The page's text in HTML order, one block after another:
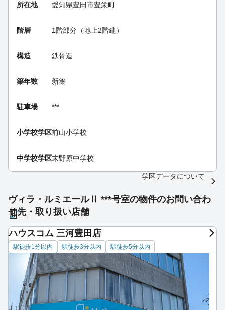
所在地 愛知県豊田市豊栄町
階層 1階部分（地上2階建）
構造 鉄骨造
築年数 新築
駐車場 ***
小学校学区前山小学校
中学校学区末野原中学校
学区データについて
ヴィラ・ルミエールⅡ ***号室の物件のお問い合わ
せ先・取り扱い店舗
ハウスコム 三河豊田店
駅徒歩1分以内 駅徒歩3分以内 駅徒歩5分以内